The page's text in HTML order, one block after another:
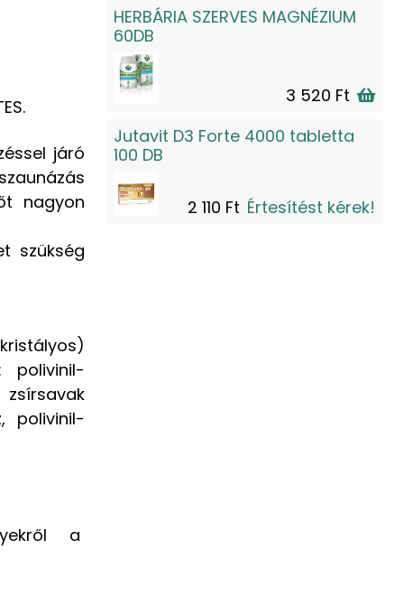
járó
nagyon
szükség
polivinil-
polivinil-
a
HERBÁRIA SZERVES MAGNÉZIUM
60DB
3 520 Ft
Jutavit D3 Forte 4000 tabletta
100 DB
2 110 Ft Értesítést kérek!